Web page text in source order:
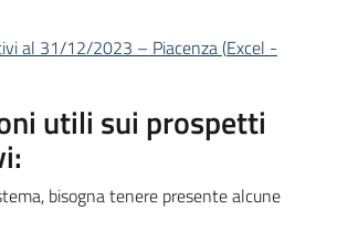
al 31/12/2023 – Piacenza(Excel -
utili sui prospetti
bisogna tenere presente alcune